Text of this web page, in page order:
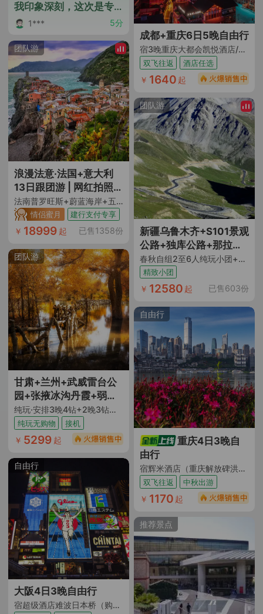
我印象深刻，这次是专
门的研学之旅，看了网
仔周边，去了2个博物
馆，听导游讲解学到很
多，西安游但是大家要
注意，和江浙沪相比，
居民财富还是有差距，
体现在众多餐厅都没有
空调，本身西安就比江
浙沪冷，叠加没有空调
吃饭，怕冷的小伙伴还
是建议春秋或者暑假再
体验，行程里有额外的
自由行时间，看了赳赳
大秦，巨好看，比行程
里的西安千古情不知道
好多少，推荐有时间一
定要看"
1*** 5分
团队游
浪漫法意·法国+意大利
13日跟团游 | 网红拍照地
·出片圣地
法南普罗旺斯+蔚蓝海岸+五渔村+比萨斜塔 九大世遗 里昂美食市场 往返直飞 送WIFI和保险 26人小团
情侣蜜月 建行支付专享
￥ 18999 起 已售1358份
团队游
甘肃+兰州+武威雷台公
园+张掖冰沟丹霞+弱水·
金沙湾胡杨林+怪树林
+居延海+额济纳旗胡杨
林景区+金塔沙漠胡杨林
威文庙+天梯山石窟+兰
州水墨丹霞旅游景区+景
泰黄河石林8日7晚跟团
游
纯玩·安排3晚4钻+2晚3钻酒店+安排2+1陆地头等舱+兰州飞机往返
纯玩无购物 接机
￥ 5299 起
自由行
大阪4日3晚自由行
宿超级酒店难波日本桥（购物街区畅享+近黑门市场+早去晚回）
成都+重庆6日5晚自由行
宿3晚重庆大都会凯悦酒店/重庆W PLUS HOTEL可选+2晚成都桔子酒店(成都天府广场宽窄巷子店)/泰平丽锦酒店(九眼桥牛王庙地铁站店)可选（重庆进成都出+巴渝文化深度行）
双飞往返 酒店任选
￥ 1640 起
团队游
新疆乌鲁木齐+S101景观
公路+独库公路+那拉提
+库车+阿克苏温宿大峡
谷+喀什老城+白沙湖+卡
湖+帕米尔高原+塔县飞
春秋自组2至6人纯玩小团+全程4钻酒店+穿越全段独库公路+全段盘龙古道+乌鲁木齐进喀什出不走回头路
精致小团
￥ 12580 起 已售603份
自由行
重庆4日3晚自
由行
宿辉米酒店（重庆解放碑洪崖洞店）（上海直飞重庆 ｜ 宿网评3钻酒店 距离临江门地铁120米 步行到洪崖洞风貌区 ｜ 带周末短假 请假友好 推荐游览洪崖洞夜景 ｜ 解放碑步行街 ｜ 八一路好吃街）
双飞往返 中秋出游
￥ 1170 起
推荐景点